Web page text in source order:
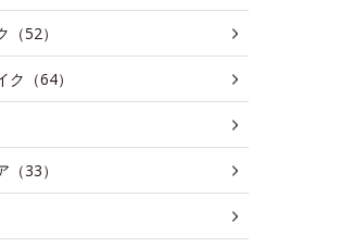
52）
（64）
33）